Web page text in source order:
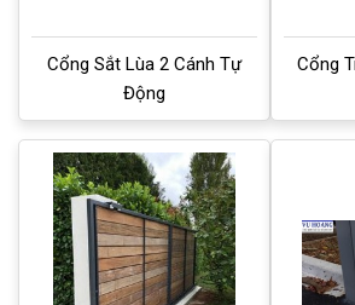
Cổng Sắt Lùa 2 Cánh Tự
Động
Cổng